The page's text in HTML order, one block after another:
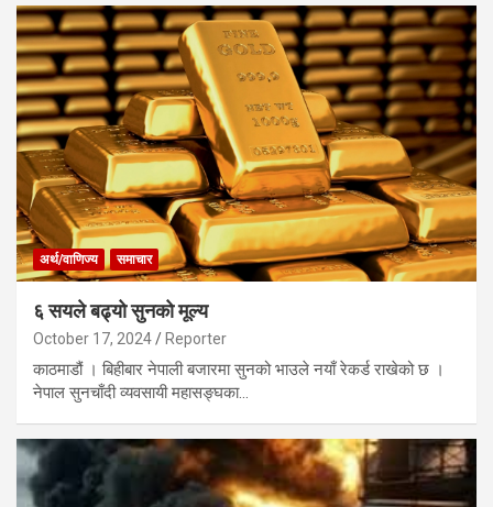
अर्थ/वाणिज्य समाचार
६ सयले बढ्यो सुनको मूल्य
October 17, 2024 Reporter
काठमाडौं । बिहीबार नेपाली बजारमा सुनको भाउले नयाँ रेकर्ड राखेको छ ।
नेपाल सुनचाँदी व्यवसायी महासङ्घका…